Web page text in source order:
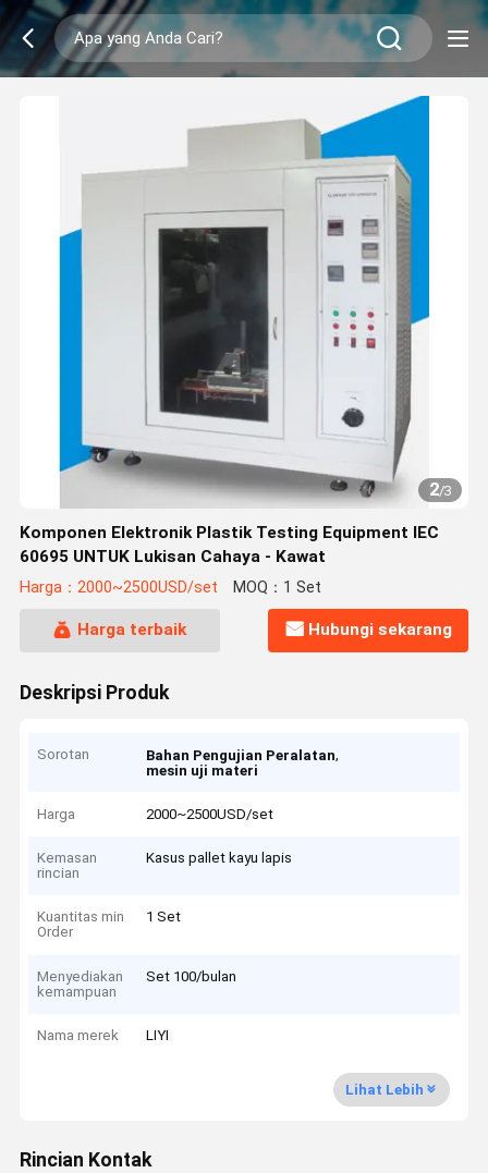
2/3
Komponen Elektronik Plastik Testing Equipment IEC
60695 UNTUK Lukisan Cahaya - Kawat
Harga：2000~2500USD/set MOQ：1 Set
Harga terbaik Hubungi sekarang
Deskripsi Produk
Sorotan Bahan Pengujian Peralatan,
mesin uji materi
Harga 2000~2500USD/set
Kemasan
rincian
Kasus pallet kayu lapis
Kuantitas min
Order
1 Set
Menyediakan
kemampuan
Set 100/bulan
Nama merek LIYI
Lihat Lebih
Rincian Kontak